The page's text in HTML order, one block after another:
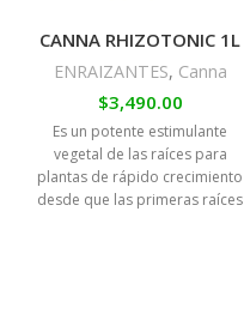
CANNA RHIZOTONIC 1L
ENRAIZANTES, Canna
$3,490.00
Es un potente estimulante
vegetal de las raíces para
plantas de rápido crecimiento
desde que las primeras raíces